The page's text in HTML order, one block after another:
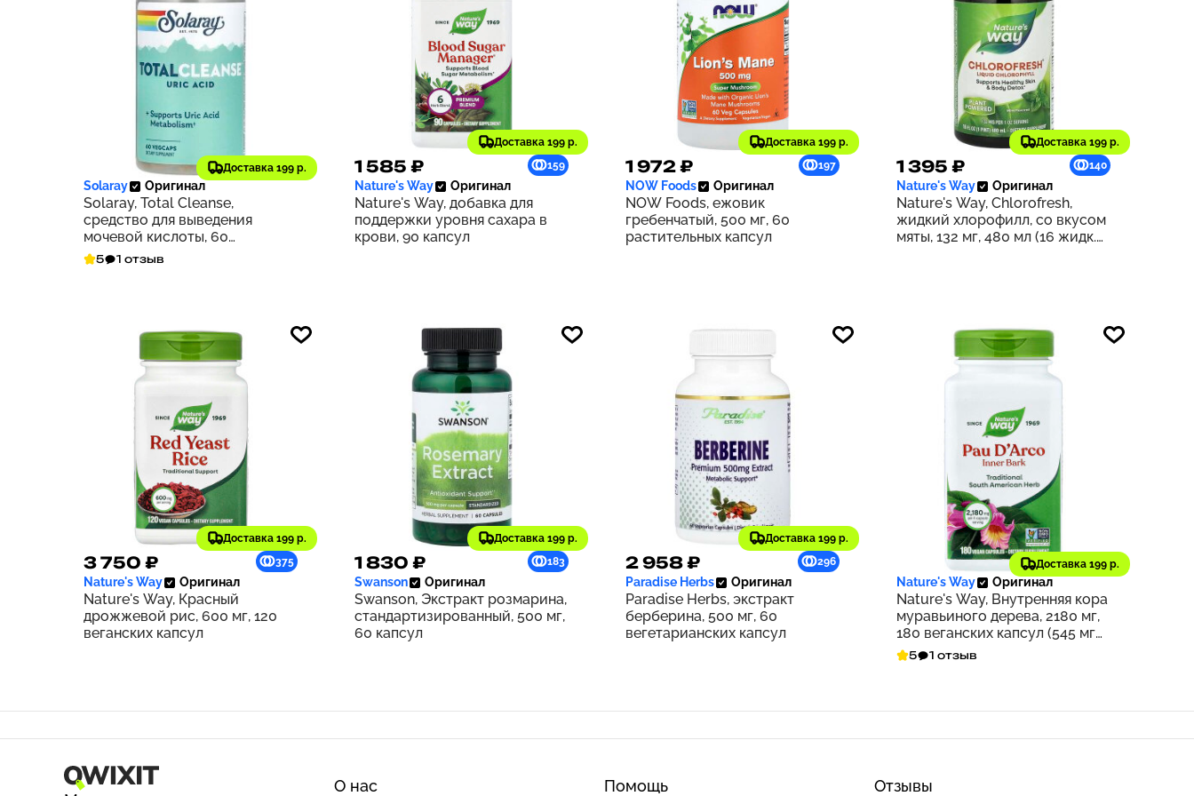
Доставка 199 р.
3 456 ₽ 346
Solaray Оригинал
Solaray, Total Cleanse,
средство для выведения
мочевой кислоты, 60
растительных капсул
5 1 отзыв
Доставка 199 р.
1 585 ₽ 159
Nature's Way Оригинал
Nature's Way, добавка для
поддержки уровня сахара в
крови, 90 капсул
Доставка 199 р.
1 972 ₽ 197
NOW Foods Оригинал
NOW Foods, ежовик
гребенчатый, 500 мг, 60
растительных капсул
Доставка 199 р.
1 395 ₽ 140
Nature's Way Оригинал
Nature's Way, Chlorofresh,
жидкий хлорофилл, со вкусом
мяты, 132 мг, 480 мл (16 жидк.
Доставка 199 р.
3 750 ₽ 375
Nature's Way Оригинал
Nature's Way, Красный
дрожжевой рис, 600 мг, 120
веганских капсул
Доставка 199 р.
1 830 ₽ 183
Swanson Оригинал
Swanson, Экстракт розмарина,
стандартизированный, 500 мг,
60 капсул
Доставка 199 р.
2 958 ₽ 296
Paradise Herbs Оригинал
Paradise Herbs, экстракт
берберина, 500 мг, 60
вегетарианских капсул
Доставка 199 р.
1 688 ₽ 169
Nature's Way Оригинал
Nature's Way, Внутренняя кора
муравьиного дерева, 2180 мг,
180 веганских капсул (545 мг
на капсулу)
5 1 отзыв
О нас
Помощь
Отзывы